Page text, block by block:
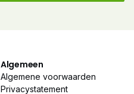
Algemeen
Algemene voorwaarden
Privacystatement